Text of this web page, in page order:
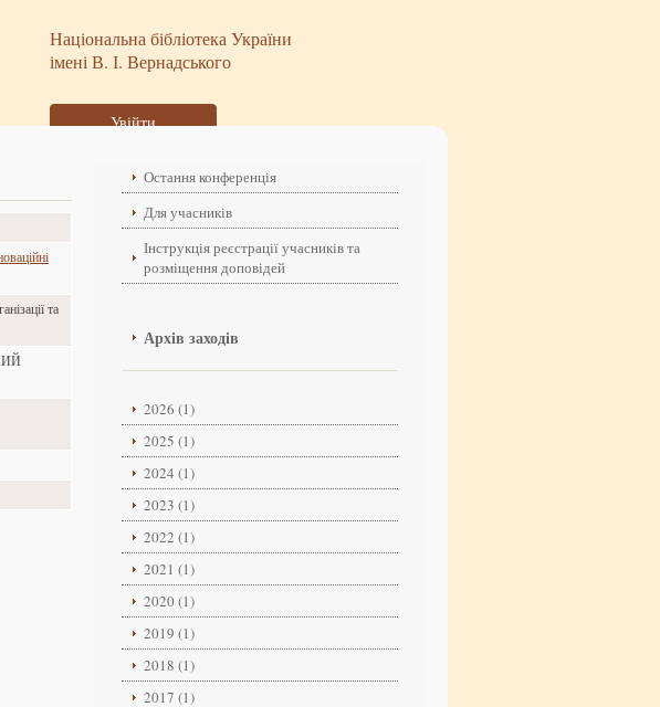
Національна бібліотека України
імені В. І. Вернадського
Увійти
та
Остання конференція
Для учасників
Інструкція реєстрації учасників та
розміщення доповідей
Архів заходів
2026 (1)
2025 (1)
2024 (1)
2023 (1)
2022 (1)
2021 (1)
2020 (1)
2019 (1)
2018 (1)
2017 (1)